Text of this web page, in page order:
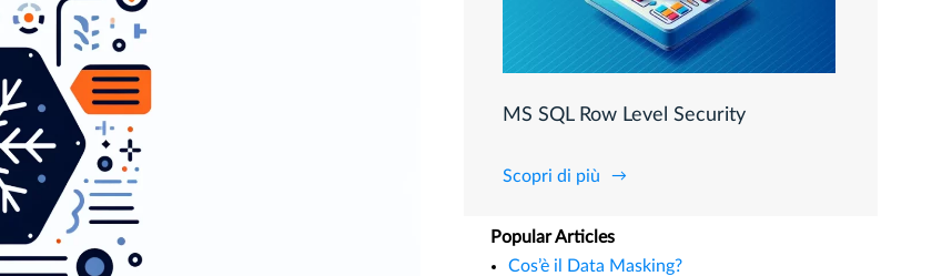
MS SQL Row Level Security
Scopri di più
Popular Articles
Cos’è il Data Masking?